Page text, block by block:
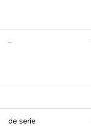
–
de serie